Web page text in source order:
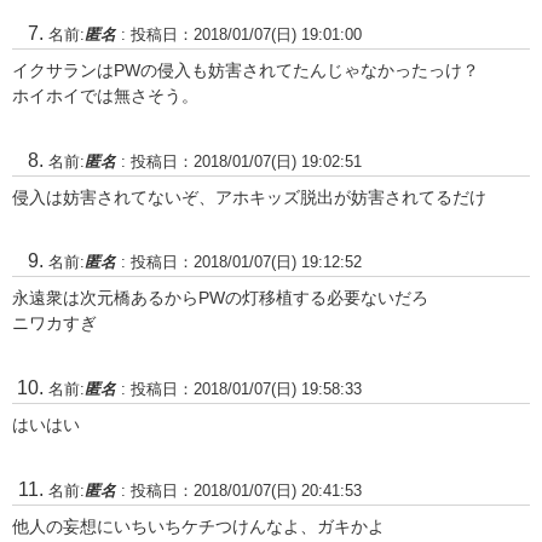
名前:匿名 : 投稿日：2018/01/07(日) 19:01:00
イクサランはPWの侵入も妨害されてたんじゃなかったっけ？
ホイホイでは無さそう。
名前:匿名 : 投稿日：2018/01/07(日) 19:02:51
侵入は妨害されてないぞ、アホキッズ脱出が妨害されてるだけ
名前:匿名 : 投稿日：2018/01/07(日) 19:12:52
永遠衆は次元橋あるからPWの灯移植する必要ないだろ
ニワカすぎ
名前:匿名 : 投稿日：2018/01/07(日) 19:58:33
はいはい
名前:匿名 : 投稿日：2018/01/07(日) 20:41:53
他人の妄想にいちいちケチつけんなよ、ガキかよ